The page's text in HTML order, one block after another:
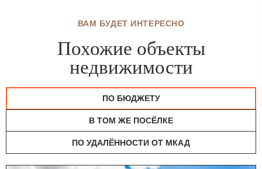
ВАМ БУДЕТ ИНТЕРЕСНО
Похожие объекты
недвижимости
ПО БЮДЖЕТУ
В ТОМ ЖЕ ПОСЁЛКЕ
ПО УДАЛЁННОСТИ ОТ МКАД